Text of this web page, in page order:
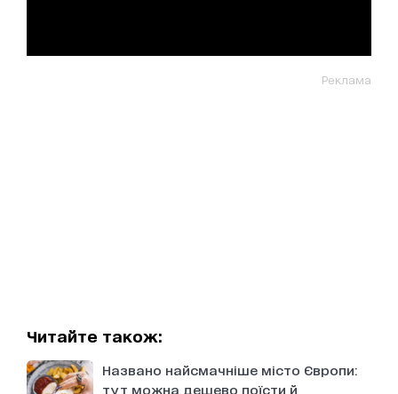
Реклама
Читайте також:
Названо найсмачніше місто Європи:
тут можна дешево поїсти й